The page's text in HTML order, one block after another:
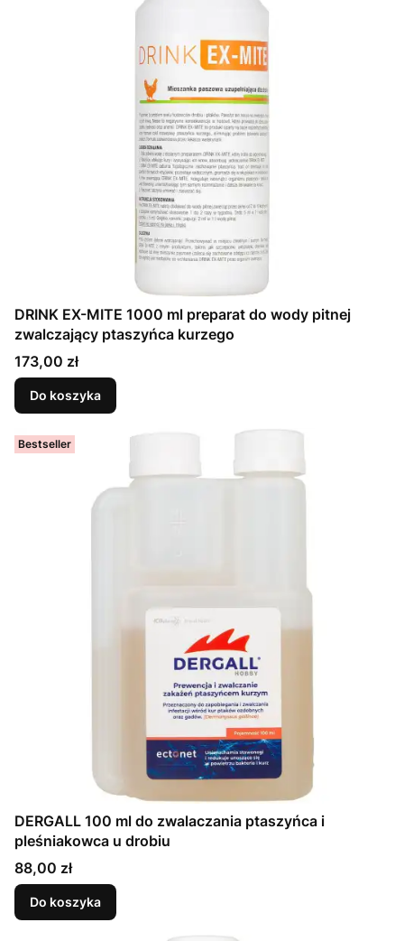
DRINK EX-MITE 1000 ml preparat do wody pitnej
zwalczający ptaszyńca kurzego
Cena
173,00 zł
Do koszyka
Bestseller
DERGALL 100 ml do zwalaczania ptaszyńca i
pleśniakowca u drobiu
Cena
88,00 zł
Do koszyka